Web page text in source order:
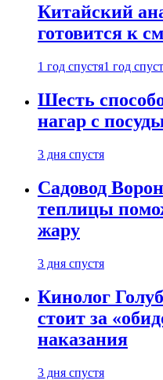
Китайский
готовится к
1 год спустя1 год
Шесть
нагар с
3 дня спустя
Садовод
теплицы
жару
3 дня спустя
Кинолог
стоит за
наказания
3 дня спустя